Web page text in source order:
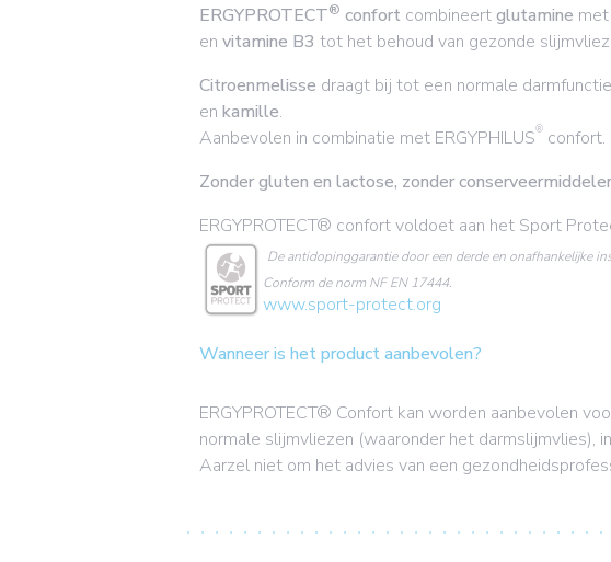
ERGYPROTECT® confort combineertglutamine met
en vitamine B3 tot het behoud van gezonde
Citroenmelisse draagt bij tot een normale
en kamille.
Aanbevolen in combinatie met ERGYPHILUS® confort.
Zonder gluten en lactose, zonder
ERGYPROTECT® confort voldoet aan het Sport
De antidopinggarantie door een derde en onafhankelijke
Conform de norm NF EN 17444.
www.sport-protect.org
Wanneer is het product aanbevolen?
ERGYPROTECT® Confort kan worden aanbevolen
normale slijmvliezen (waaronder het darmslijmvlies),
Aarzel niet om het advies van een